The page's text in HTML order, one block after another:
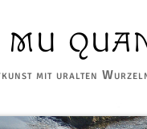
MU
mit uralten